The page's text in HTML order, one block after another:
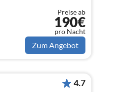
Preise ab
190€
pro Nacht
Zum Angebot
4.7